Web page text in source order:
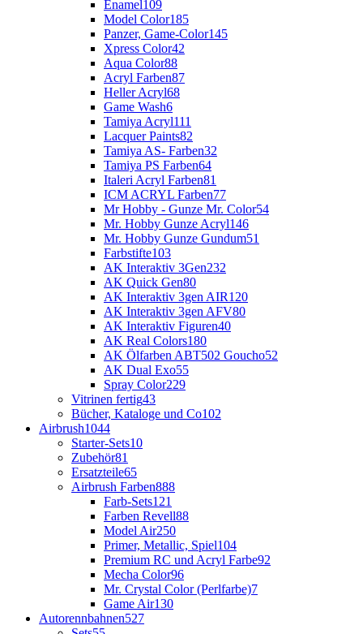
Enamel109
Model Color185
Panzer, Game-Color145
Xpress Color42
Aqua Color88
Acryl Farben87
Heller Acryl68
Game Wash6
Tamiya Acryl111
Lacquer Paints82
Tamiya AS- Farben32
Tamiya PS Farben64
Italeri Acryl Farben81
ICM ACRYL Farben77
Mr Hobby - Gunze Mr. Color54
Mr. Hobby Gunze Acryl146
Mr. Hobby Gunze Gundum51
Farbstifte103
AK Interaktiv 3Gen232
AK Quick Gen80
AK Interaktiv 3gen AIR120
AK Interaktiv 3gen AFV80
AK Interaktiv Figuren40
AK Real Colors180
AK Ölfarben ABT502 Goucho52
AK Dual Exo55
Spray Color229
Vitrinen fertig43
Bücher, Kataloge und Co102
Airbrush1044
Starter-Sets10
Zubehör81
Ersatzteile65
Airbrush Farben888
Farb-Sets121
Farben Revell88
Model Air250
Primer, Metallic, Spiel104
Premium RC und Acryl Farbe92
Mecha Color96
Mr. Crystal Color (Perlfarbe)7
Game Air130
Autorennbahnen527